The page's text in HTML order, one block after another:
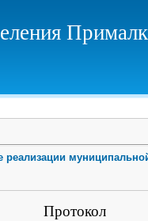
Протокол